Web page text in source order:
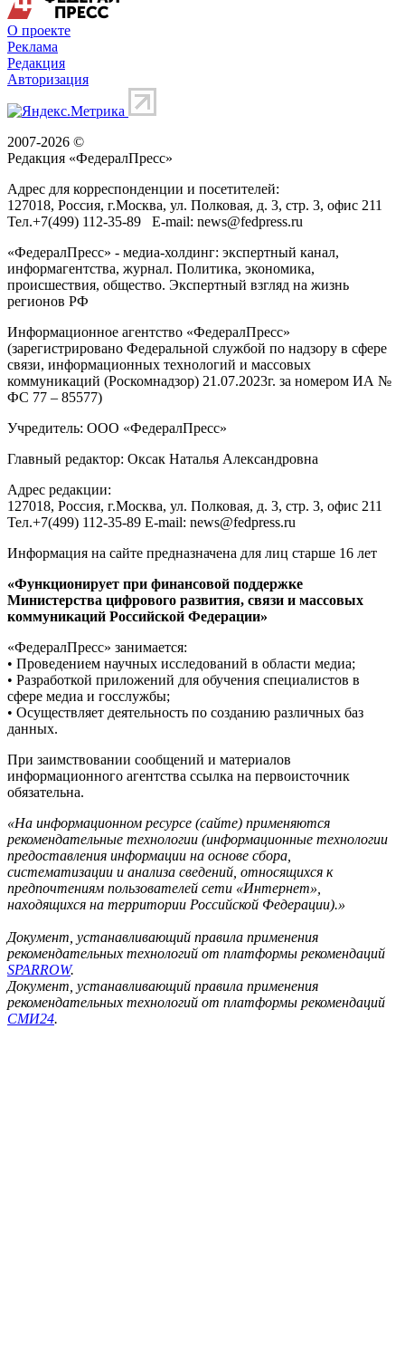
О проекте
Реклама
Редакция
Авторизация
2007-2026 ©
Редакция «ФедералПресс»
Адрес для корреспонденции и посетителей:
127018, Россия, г.Москва, ул. Полковая, д. 3, стр. 3, офис 211
Тел.+7(499) 112-35-89 E-mail: news@fedpress.ru
«ФедералПресс» - медиа-холдинг: экспертный канал,
информагентства, журнал. Политика, экономика,
происшествия, общество. Экспертный взгляд на жизнь
регионов РФ
Информационное агентство «ФедералПресс»
(зарегистрировано Федеральной службой по надзору в сфере
связи, информационных технологий и массовых
коммуникаций (Роскомнадзор) 21.07.2023г. за номером ИА №
ФС 77 – 85577)
Учредитель: ООО «ФедералПресс»
Главный редактор: Оксак Наталья Александровна
Адрес редакции:
127018, Россия, г.Москва, ул. Полковая, д. 3, стр. 3, офис 211
Тел.+7(499) 112-35-89 E-mail: news@fedpress.ru
Информация на сайте предназначена для лиц старше 16 лет
«Функционирует при финансовой поддержке
Министерства цифрового развития, связи и массовых
коммуникаций Российской Федерации»
«ФедералПресс» занимается:
• Проведением научных исследований в области медиа;
• Разработкой приложений для обучения специалистов в
сфере медиа и госслужбы;
• Осуществляет деятельность по созданию различных баз
данных.
При заимствовании сообщений и материалов
информационного агентства ссылка на первоисточник
обязательна.
«На информационном ресурсе (сайте) применяются
рекомендательные технологии (информационные технологии
предоставления информации на основе сбора,
систематизации и анализа сведений, относящихся к
предпочтениям пользователей сети «Интернет»,
находящихся на территории Российской Федерации).»
Документ, устанавливающий правила применения
рекомендательных технологий от платформы рекомендаций
SPARROW.
Документ, устанавливающий правила применения
рекомендательных технологий от платформы рекомендаций
СМИ24.